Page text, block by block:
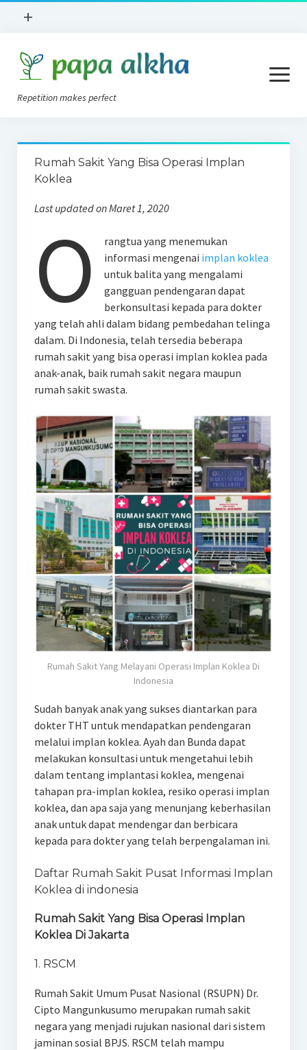
open
+
Books Review
Lokasi
Apa Itu?
Implan Koklea
Tentang Kami
Privacy Policy
Repetition makes perfect
open
menu
Konsep AVT
Tips AVT Di Rumah
Forum
Rumah Sakit Yang Bisa Operasi Implan
Koklea
Last updated on Maret 1, 2020
O
rangtua yang menemukan
informasi mengenai implan koklea
untuk balita yang mengalami
gangguan pendengaran dapat
berkonsultasi kepada para dokter
yang telah ahli dalam bidang pembedahan telinga
dalam. Di Indonesia, telah tersedia beberapa
rumah sakit yang bisa operasi implan koklea pada
anak-anak, baik rumah sakit negara maupun
rumah sakit swasta.
Rumah Sakit Yang Melayani Operasi Implan Koklea Di
Indonesia
Sudah banyak anak yang sukses diantarkan para
dokter THT untuk mendapatkan pendengaran
melalui implan koklea. Ayah dan Bunda dapat
melakukan konsultasi untuk mengetahui lebih
dalam tentang implantasi koklea, mengenai
tahapan pra-implan koklea, resiko operasi implan
koklea, dan apa saja yang menunjang keberhasilan
anak untuk dapat mendengar dan berbicara
kepada para dokter yang telah berpengalaman ini.
Daftar Rumah Sakit Pusat Informasi Implan
Koklea di indonesia
Rumah Sakit Yang Bisa Operasi Implan
Koklea Di Jakarta
1. RSCM
Rumah Sakit Umum Pusat Nasional (RSUPN) Dr.
Cipto Mangunkusumo merupakan rumah sakit
negara yang menjadi rujukan nasional dari sistem
jaminan sosial BPJS. RSCM telah mampu